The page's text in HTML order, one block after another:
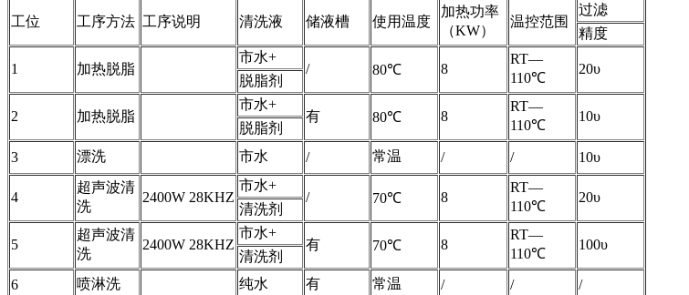
工位 工序方法 工序说明 清洗液 储液槽 使用温度
加热功率
（KW）
温控范围
过滤
精度
1 加热脱脂
市水+
/ 80℃ 8
RT—
110℃
20υ
脱脂剂
2 加热脱脂
市水+
有 80℃ 8
RT—
110℃
10υ
脱脂剂
3
漂洗 市水 / 常温 / / 10υ
4
超声波清
洗
2400W 28KHZ
市水+
/ 70℃ 8
RT—
110℃
20υ
清洗剂
5
超声波清
洗
2400W 28KHZ
市水+
有 70℃ 8
RT—
110℃
100υ
清洗剂
6
喷淋洗 纯水 有 常温 / / /